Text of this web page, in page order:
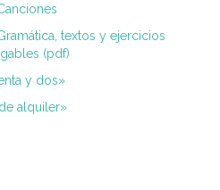
textos y ejercicios
(pdf)
y dos»
alquiler»